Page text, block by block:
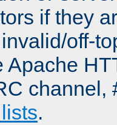
if they
off-
Apache
channel,
.